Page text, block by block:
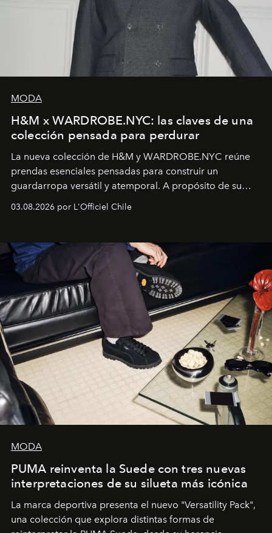
MODA
H&M x WARDROBE.NYC: las claves de una
colección pensada para perdurar
La nueva colección de H&M y WARDROBE.NYC reúne
prendas esenciales pensadas para construir un
guardarropa versátil y atemporal. A propósito de su
la asesora creativa y jefa de diseño global de la marca
y la filosofía detrás de la propuesta.
03.08.2026 por L'Officiel Chile
MODA
PUMA reinventa la Suede con tres nuevas
interpretaciones de su silueta más icónica
La marca deportiva presenta el nuevo "Versatility Pack",
una colección que explora distintas formas de